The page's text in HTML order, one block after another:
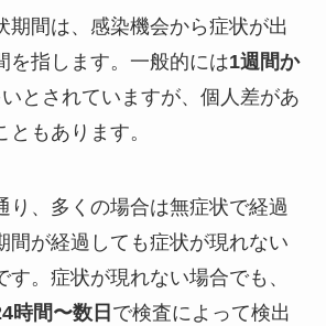
期間は、感染機会から症状が出
を指します。一般的には1週間か
とされていますが、個人差があ
ともあります。
り、多くの場合は無症状で経過
間が経過しても症状が現れない
す。症状が現れない場合でも、
時間〜数日 で検査によって検出